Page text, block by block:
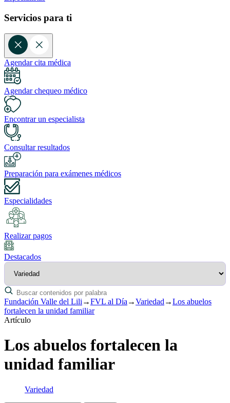
Servicios para ti
Agendar cita médica
Agendar chequeo médico
Encontrar un especialista
Consultar resultados
Preparación para exámenes médicos
Especialidades
Realizar pagos
Destacados
Fundación Valle del Lili →FVL al Día →Variedad →Los abuelos
fortalecen la unidad familiar
Artículo
Los abuelos fortalecen la
unidad familiar
Variedad